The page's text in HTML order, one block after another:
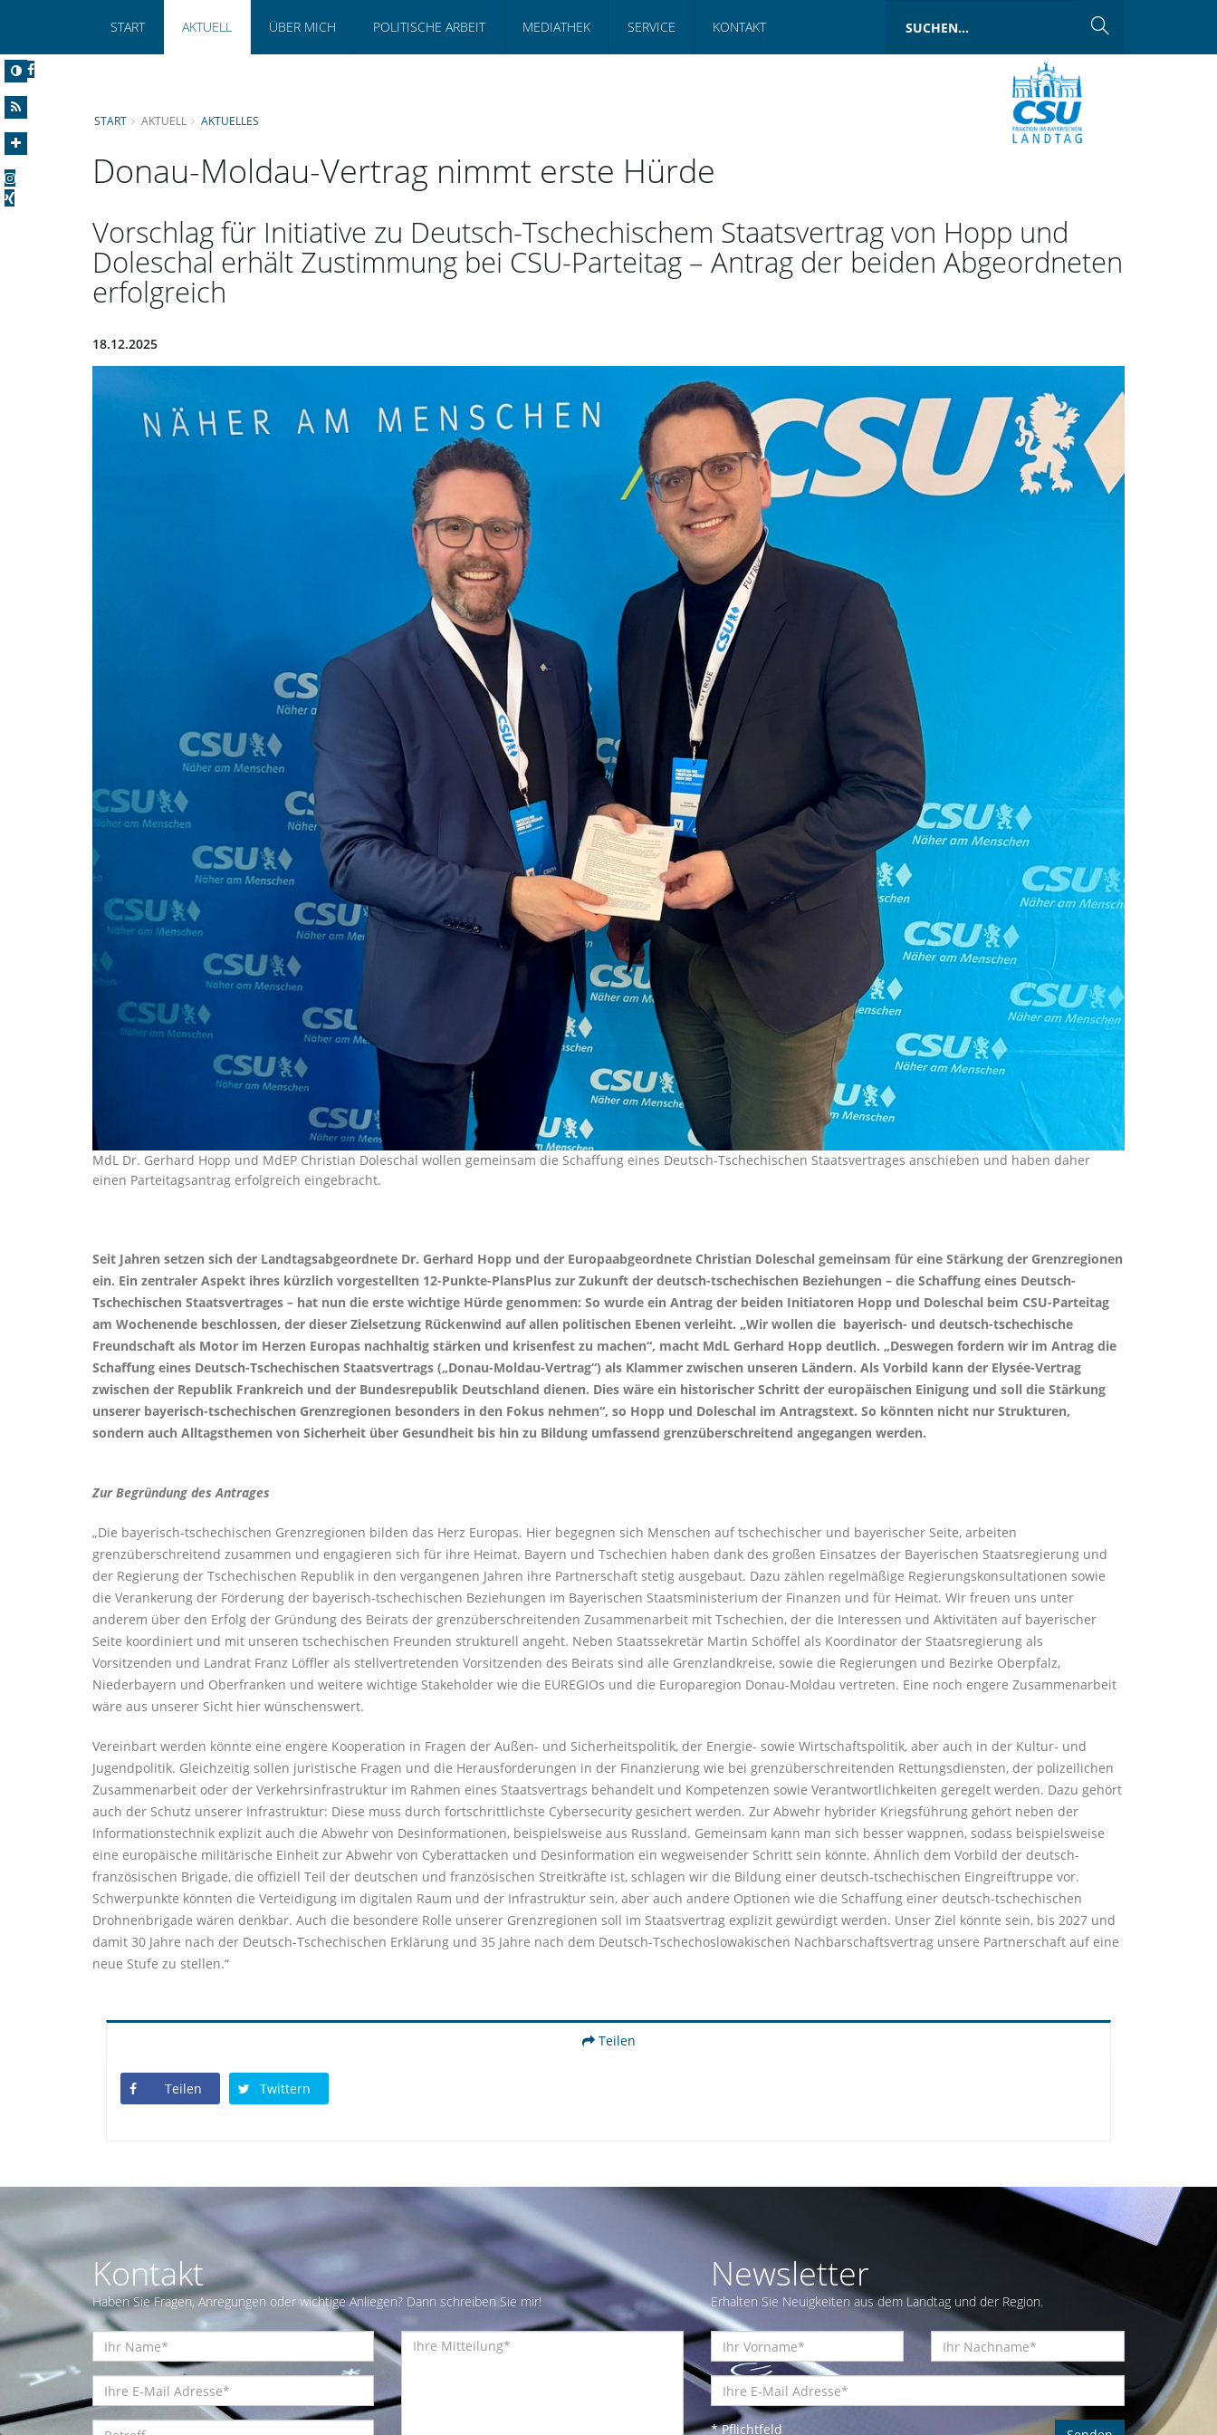
START AKTUELL ÜBER MICH POLITISCHE ARBEIT MEDIATHEK SERVICE KONTAKT
START AKTUELL AKTUELLES
Donau-Moldau-Vertrag nimmt erste Hürde
Vorschlag für Initiative zu Deutsch-Tschechischem Staatsvertrag von Hopp und
Doleschal erhält Zustimmung bei CSU-Parteitag – Antrag der beiden Abgeordneten
erfolgreich
18.12.2025
MdL Dr. Gerhard Hopp und MdEP Christian Doleschal wollen gemeinsam die Schaffung eines Deutsch-Tschechischen Staatsvertrages anschieben und haben daher
einen Parteitagsantrag erfolgreich eingebracht.
Seit Jahren setzen sich der Landtagsabgeordnete Dr. Gerhard Hopp und der Europaabgeordnete Christian Doleschal gemeinsam für eine Stärkung der Grenzregionen
ein. Ein zentraler Aspekt ihres kürzlich vorgestellten 12-Punkte-PlansPlus zur Zukunft der deutsch-tschechischen Beziehungen – die Schaffung eines Deutsch-
Tschechischen Staatsvertrages – hat nun die erste wichtige Hürde genommen: So wurde ein Antrag der beiden Initiatoren Hopp und Doleschal beim CSU-Parteitag
am Wochenende beschlossen, der dieser Zielsetzung Rückenwind auf allen politischen Ebenen verleiht. „Wir wollen die bayerisch- und deutsch-tschechische
Freundschaft als Motor im Herzen Europas nachhaltig stärken und krisenfest zu machen“, macht MdL Gerhard Hopp deutlich. „Deswegen fordern wir im Antrag die
Schaffung eines Deutsch-Tschechischen Staatsvertrags („Donau-Moldau-Vertrag“) als Klammer zwischen unseren Ländern. Als Vorbild kann der Elysée-Vertrag
zwischen der Republik Frankreich und der Bundesrepublik Deutschland dienen. Dies wäre ein historischer Schritt der europäischen Einigung und soll die Stärkung
unserer bayerisch-tschechischen Grenzregionen besonders in den Fokus nehmen“, so Hopp und Doleschal im Antragstext. So könnten nicht nur Strukturen,
sondern auch Alltagsthemen von Sicherheit über Gesundheit bis hin zu Bildung umfassend grenzüberschreitend angegangen werden.
Zur Begründung des Antrages
Die bayerisch-tschechischen Grenzregionen bilden das Herz Europas. Hier begegnen sich Menschen auf tschechischer und bayerischer Seite, arbeiten
grenzüberschreitend zusammen und engagieren sich für ihre Heimat. Bayern und Tschechien haben dank des großen Einsatzes der Bayerischen Staatsregierung und
der Regierung der Tschechischen Republik in den vergangenen Jahren ihre Partnerschaft stetig ausgebaut. Dazu zählen regelmäßige Regierungskonsultationen sowie
die Verankerung der Förderung der bayerisch-tschechischen Beziehungen im Bayerischen Staatsministerium der Finanzen und für Heimat. Wir freuen uns unter
anderem über den Erfolg der Gründung des Beirats der grenzüberschreitenden Zusammenarbeit mit Tschechien, der die Interessen und Aktivitäten auf bayerischer
Seite koordiniert und mit unseren tschechischen Freunden strukturell angeht. Neben Staatssekretär Martin Schöffel als Koordinator der Staatsregierung als
Vorsitzenden und Landrat Franz Löffler als stellvertretenden Vorsitzenden des Beirats sind alle Grenzlandkreise, sowie die Regierungen und Bezirke Oberpfalz,
Niederbayern und Oberfranken und weitere wichtige Stakeholder wie die EUREGIOs und die Europaregion Donau-Moldau vertreten. Eine noch engere Zusammenarbeit
wäre aus unserer Sicht hier wünschenswert.
Vereinbart werden könnte eine engere Kooperation in Fragen der Außen- und Sicherheitspolitik, der Energie- sowie Wirtschaftspolitik, aber auch in der Kultur- und
Jugendpolitik. Gleichzeitig sollen juristische Fragen und die Herausforderungen in der Finanzierung wie bei grenzüberschreitenden Rettungsdiensten, der polizeilichen
Zusammenarbeit oder der Verkehrsinfrastruktur im Rahmen eines Staatsvertrags behandelt und Kompetenzen sowie Verantwortlichkeiten geregelt werden. Dazu gehört
auch der Schutz unserer Infrastruktur: Diese muss durch fortschrittlichste Cybersecurity gesichert werden. Zur Abwehr hybrider Kriegsführung gehört neben der
Informationstechnik explizit auch die Abwehr von Desinformationen, beispielsweise aus Russland. Gemeinsam kann man sich besser wappnen, sodass beispielsweise
eine europäische militärische Einheit zur Abwehr von Cyberattacken und Desinformation ein wegweisender Schritt sein könnte. Ähnlich dem Vorbild der deutsch-
französischen Brigade, die offiziell Teil der deutschen und französischen Streitkräfte ist, schlagen wir die Bildung einer deutsch-tschechischen Eingreiftruppe vor.
Schwerpunkte könnten die Verteidigung im digitalen Raum und der Infrastruktur sein, aber auch andere Optionen wie die Schaffung einer deutsch-tschechischen
Drohnenbrigade wären denkbar. Auch die besondere Rolle unserer Grenzregionen soll im Staatsvertrag explizit gewürdigt werden. Unser Ziel könnte sein, bis 2027 und
damit 30 Jahre nach der Deutsch-Tschechischen Erklärung und 35 Jahre nach dem Deutsch-Tschechoslowakischen Nachbarschaftsvertrag unsere Partnerschaft auf eine
neue Stufe zu stellen.“
Teilen
Teilen Twittern
Kontakt
Haben Sie Fragen, Anregungen oder wichtige Anliegen? Dann schreiben Sie mir!
Newsletter
Erhalten Sie Neuigkeiten aus dem Landtag und der Region.
* Pflichtfeld